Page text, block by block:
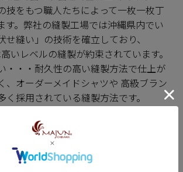
技をもつ職人たちによって一枚一枚丁
す。弊社の縫製工場では沖縄県内でい
縫い」の技術を確立しており、
いレベルの縫製が約束されています。
・・・耐久性の高い縫製方法で仕上が
、オーダーメイドシャツや 高級ブラン
く採用されている縫製方法です。
する南の島。
中色とりどりの花が咲き、夏が一年の